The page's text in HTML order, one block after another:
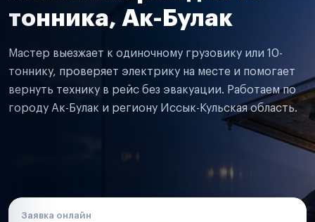
тонника, Ак-Булак
Мастер выезжает к одиночному грузовику или 10-
тоннику, проверяет электрику на месте и помогает
вернуть технику в рейс без эвакуации. Работаем по
городу Ак-Булак и региону Иссык-Кульская область.
Заявка онлайн